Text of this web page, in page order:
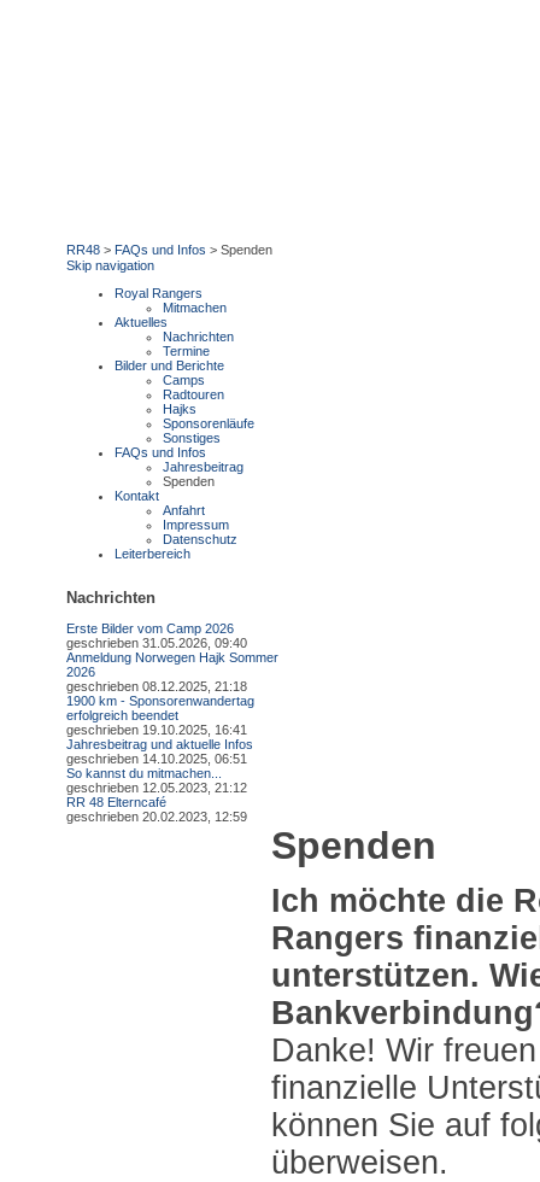
RR48 > FAQs und Infos > Spenden
Skip navigation
Royal Rangers
Mitmachen
Aktuelles
Nachrichten
Termine
Bilder und Berichte
Camps
Radtouren
Hajks
Sponsorenläufe
Sonstiges
FAQs und Infos
Jahresbeitrag
Spenden
Kontakt
Anfahrt
Impressum
Datenschutz
Leiterbereich
Nachrichten
Erste Bilder vom Camp 2026
geschrieben 31.05.2026, 09:40
Anmeldung Norwegen Hajk Sommer
2026
geschrieben 08.12.2025, 21:18
1900 km - Sponsorenwandertag
erfolgreich beendet
geschrieben 19.10.2025, 16:41
Jahresbeitrag und aktuelle Infos
geschrieben 14.10.2025, 06:51
So kannst du mitmachen...
geschrieben 12.05.2023, 21:12
RR 48 Elterncafé
geschrieben 20.02.2023, 12:59
Spenden
Ich möchte die
Rangers
unterstützen.
Danke! Wir
finanzielle
können Sie auf
überweisen.